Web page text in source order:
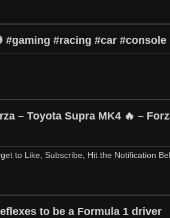
#gaming #racing #car #console
– Toyota Supra MK4 🔥 –
to Like, Subscribe, Hit the Notification
to be a Formula 1 driver